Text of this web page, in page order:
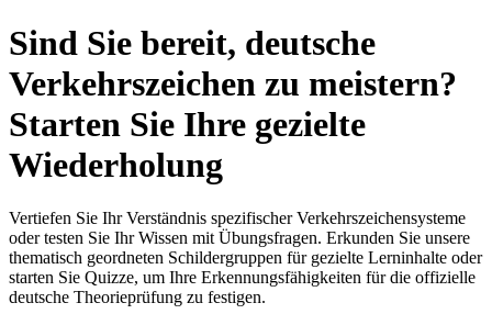
Sind Sie bereit, deutsche
Verkehrszeichen zu meistern?
Starten Sie Ihre gezielte
Wiederholung
Vertiefen Sie Ihr Verständnis spezifischer Verkehrszeichensysteme
oder testen Sie Ihr Wissen mit Übungsfragen. Erkunden Sie unsere
thematisch geordneten Schildergruppen für gezielte Lerninhalte oder
starten Sie Quizze, um Ihre Erkennungsfähigkeiten für die offizielle
deutsche Theorieprüfung zu festigen.